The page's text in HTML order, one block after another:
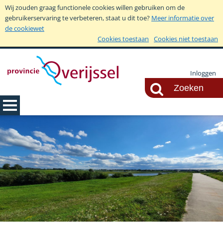
Wij zouden graag functionele cookies willen gebruiken om de
gebruikerservaring te verbeteren, staat u dit toe? Meer informatie over
de cookiewet
Cookies toestaan
Cookies niet toestaan
Inloggen